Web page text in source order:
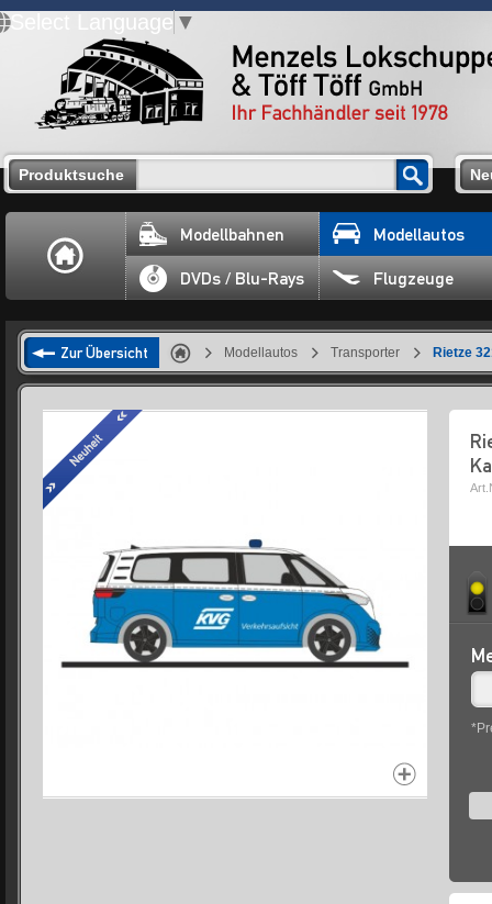
Select Language ▼
Produktsuche
Modellbahnen Modellautos
DVDs / Blu-Rays Flugzeuge
Zur Übersicht Modellautos Transporter Rietze